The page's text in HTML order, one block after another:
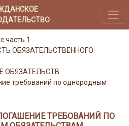
часть 1
ОБЯЗАТЕЛЬСТВЕННОГО
ОБЯЗАТЕЛЬСТВ
требований по однородным
ТРЕБОВАНИЙ ПО